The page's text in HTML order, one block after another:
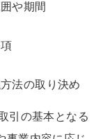
や期間
法の取り決め
引の基本となる